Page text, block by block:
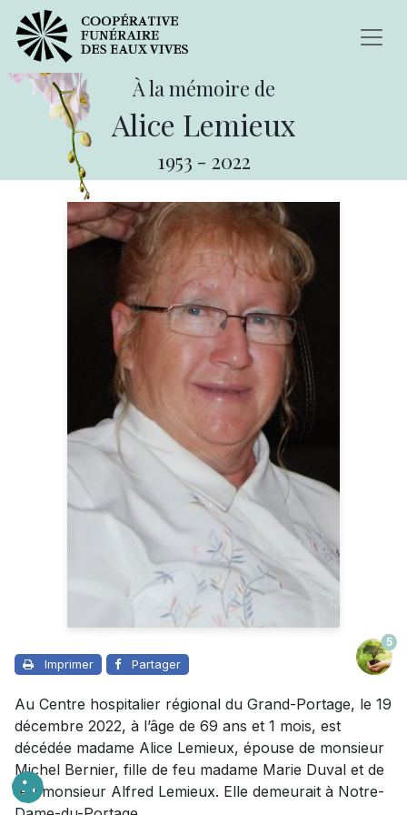
À la mémoire de
Alice Lemieux
1953 - 2022
Imprimer Partager
5
Au Centre hospitalier régional du Grand-Portage, le 19
décembre 2022, à l’âge de 69 ans et 1 mois, est
décédée madame Alice Lemieux, épouse de monsieur
Michel Bernier, fille de feu madame Marie Duval et de
feu monsieur Alfred Lemieux. Elle demeurait à Notre-